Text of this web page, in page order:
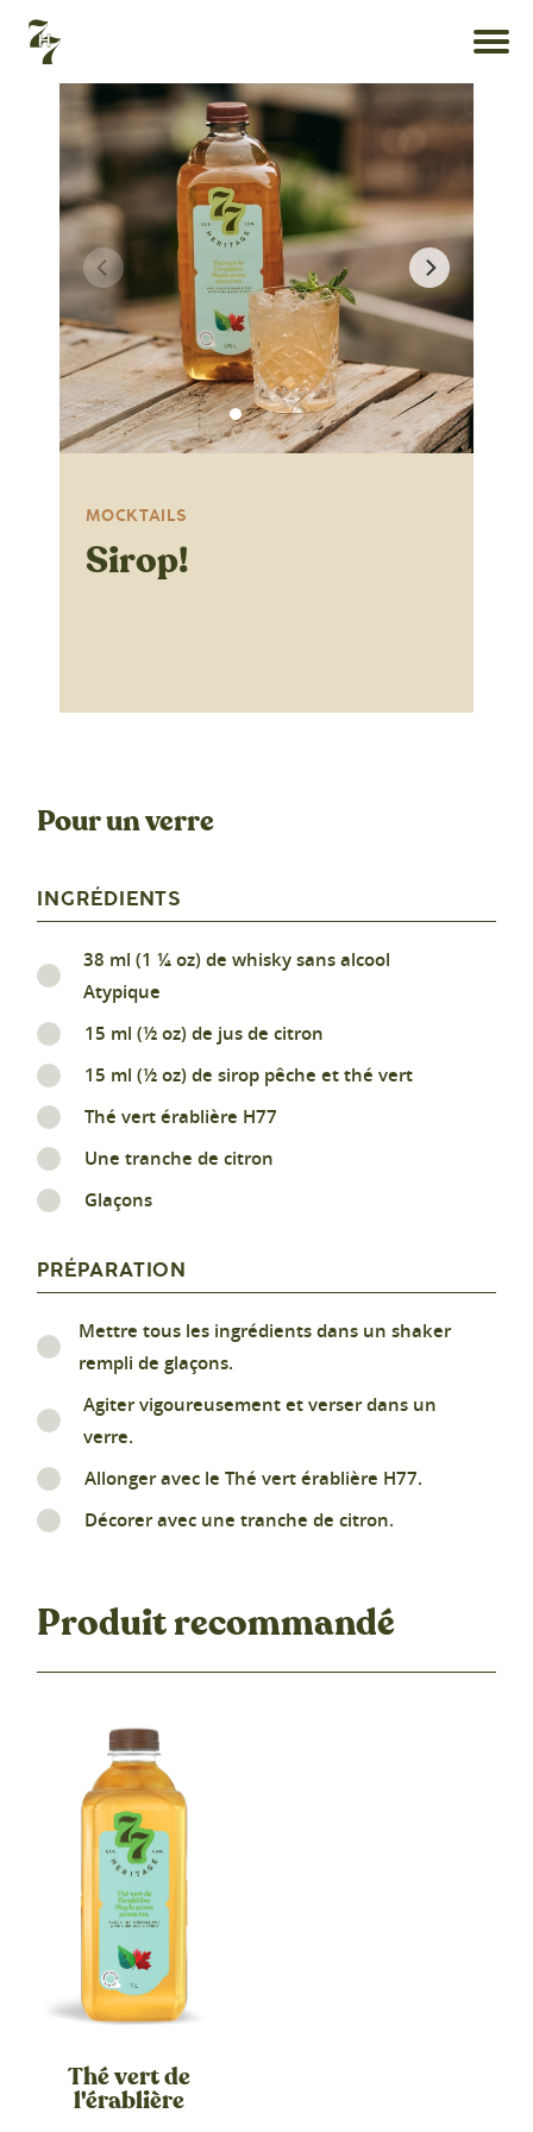
MOCKTAILS
Sirop!
Pour un verre
INGRÉDIENTS
38 ml (1 ¼ oz) de whisky sans alcool
Atypique
15 ml (½ oz) de jus de citron
15 ml (½ oz) de sirop pêche et thé vert
Thé vert érablière H77
Une tranche de citron
Glaçons
PRÉPARATION
Mettre tous les ingrédients dans un shaker
rempli de glaçons.
Agiter vigoureusement et verser dans un
verre.
Allonger avec le Thé vert érablière H77.
Décorer avec une tranche de citron.
Produit recommandé
Thé vert de
l'érablière